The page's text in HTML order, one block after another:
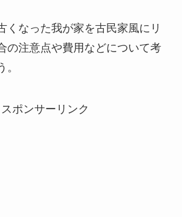
くなった我が家を古民家風にリ
の注意点や費用などについて考
スポンサーリンク